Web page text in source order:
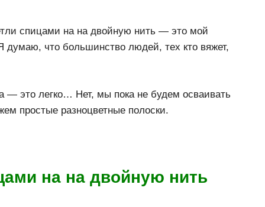
спицами на на двойную нить — это мой
что большинство людей, тех кто вяжет,
— это легко… Нет, мы пока не будем осваивать
простые разноцветные полоски.
на на двойную нить